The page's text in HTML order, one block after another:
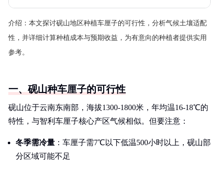
介绍： 本文探讨砚山地区种植车厘子的可行性，分析气候土壤适配
性，并详细计算种植成本与预期收益，为有意向的种植者提供实用
参考。
一、砚山种车厘子的可行性
砚山位于云南东南部，海拔1300-1800米，年均温16-18℃的
特性，与智利车厘子核心产区气候相似。但要注意：
冬季需冷量 ：车厘子需7℃以下低温500小时以上，砚山部
分区域可能不足